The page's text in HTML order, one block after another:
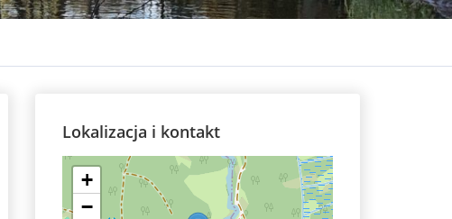
Lokalizacja i kontakt
+
−